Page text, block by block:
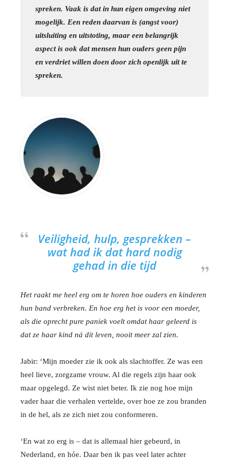
spreken. Vaak is dat in hun eigen omgeving niet
mogelijk. Een reden daarvan is (angst voor)
uitsluiting en uitstoting, maar een belangrijk
aspect is ook dat mensen hun ouders geen pijn
en verdriet willen doen door zich openlijk uit te
spreken.
Veiligheid, hulp, gesprekken –
wat had ik dat hard nodig
gehad in die tijd
Het raakt me heel erg om te horen hoe ouders en kinderen
hun band verbreken. En hoe erg het is voor een moeder,
als die oprecht pure paniek voelt omdat haar geleerd is
dat ze haar kind ná dit leven, nooit meer zal zien.
Jabir: ‘Mijn moeder zie ik ook als slachtoffer. Ze was een
heel lieve, zorgzame vrouw. Al die regels zijn haar ook
maar opgelegd. Ze wist niet beter. Ik zie nog hoe mijn
vader haar die verhalen vertelde, over hoe ze zou branden
in de hel, als ze zich niet zou conformeren.
‘En wat zo erg is – dat is allemaal hier gebeurd, in
Nederland, en hóe. Daar ben ik pas veel later achter